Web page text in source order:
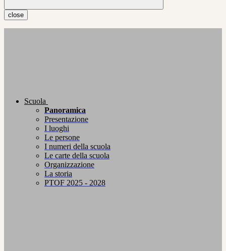
close
Scuola
Panoramica
Presentazione
I luoghi
Le persone
I numeri della scuola
Le carte della scuola
Organizzazione
La storia
PTOF 2025 - 2028